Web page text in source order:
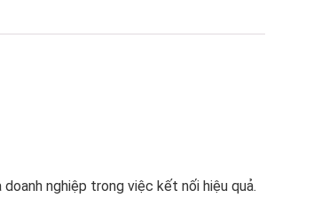
nghiệp trong việc kết nối hiệu quả.